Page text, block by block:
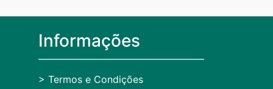
Informações
> Termos e Condições